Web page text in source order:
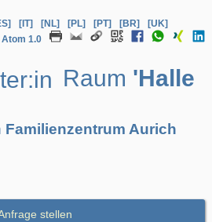
[IT] [NL] [PL] [PT] [BR]
[UK]
Atom 1.0
Raum 'Halle
Familienzentrum Aurich
stellen